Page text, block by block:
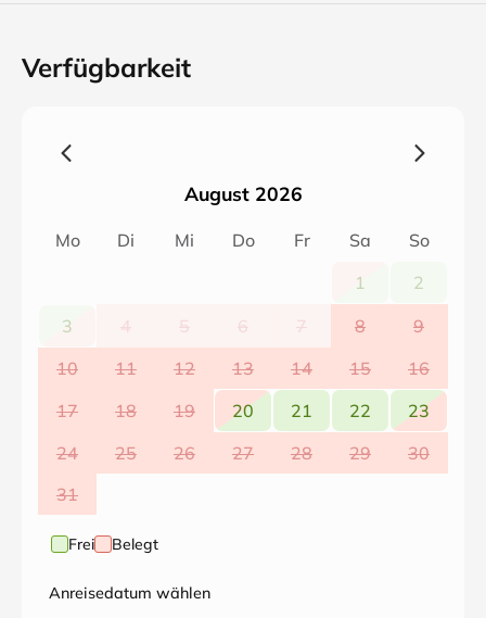
Verfügbarkeit
August 2026
Mo Di Mi Do Fr Sa
So
1
2
3
4 5 6 7 8
9
10
11 12 13 14 15
16
17
18 19 20 21 22
23
24
25 26 27 28 29
30
31
Frei Belegt
Anreisedatum wählen